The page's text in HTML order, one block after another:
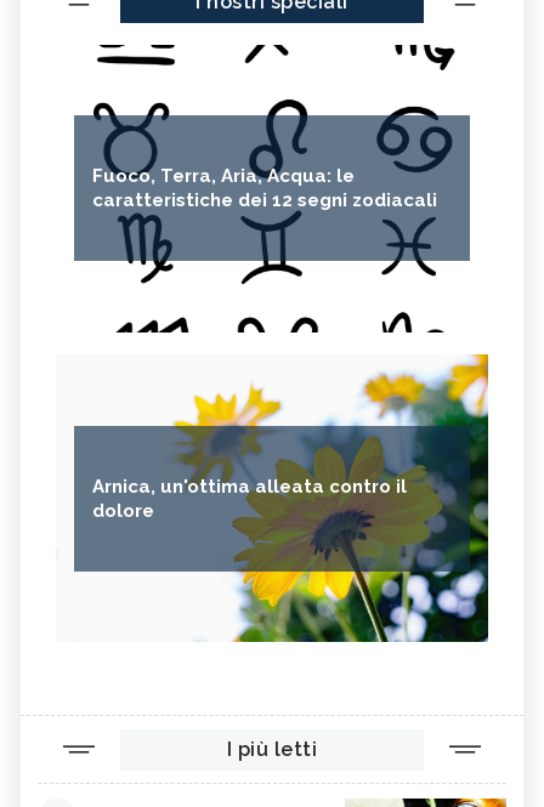
Fuoco, Terra, Aria, Acqua: le
caratteristiche dei 12 segni zodiacali
Arnica, un'ottima alleata contro il
dolore
I più letti